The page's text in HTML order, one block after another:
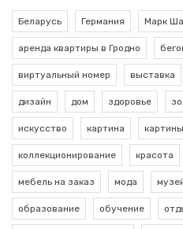
Беларусь Германия Марк
аренда квартиры в Гродно
виртуальный номер выставка
дизайн дом здоровье
искусство картина картины
коллекционирование красота
мебель на заказ мода
образование обучение